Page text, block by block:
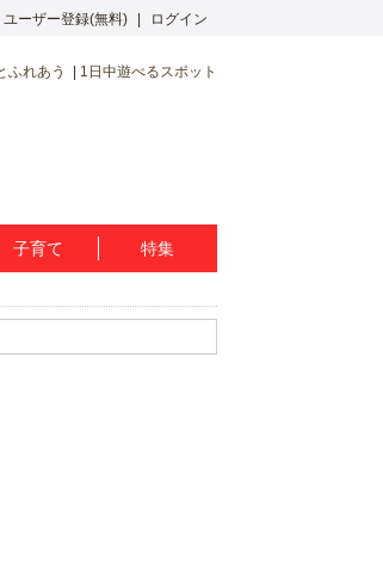
ユーザー登録(無料) ログイン
ふれあう 1日中遊べるスポット
子育て 特集